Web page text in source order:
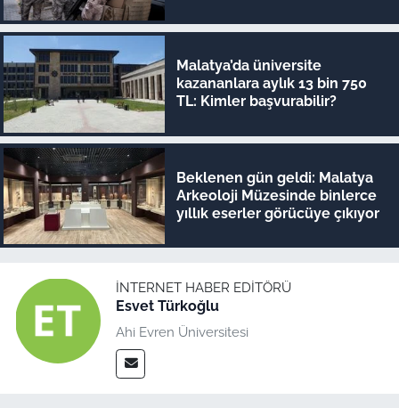
Malatya’da üniversite
kazananlara aylık 13 bin 750
TL: Kimler başvurabilir?
Beklenen gün geldi: Malatya
Arkeoloji Müzesinde binlerce
yıllık eserler görücüye çıkıyor
İNTERNET HABER EDITÖRÜ
Esvet Türkoğlu
Ahi Evren Üniversitesi